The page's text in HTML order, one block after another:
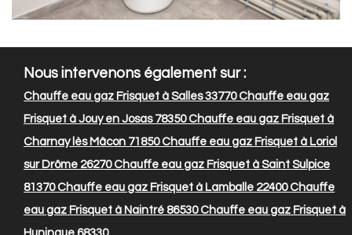
Nous intervenons également sur :
Chauffe eau gaz Frisquet à Salles 33770Chauffe eau gaz
Frisquet à Jouy en Josas 78350Chauffe eau gaz Frisquet à
Charnay lès Mâcon 71850Chauffe eau gaz Frisquet à Loriol
sur Drôme 26270Chauffe eau gaz Frisquet à Saint Sulpice
81370Chauffe eau gaz Frisquet à Lamballe 22400Chauffe
eau gaz Frisquet à Naintré 86530Chauffe eau gaz Frisquet à